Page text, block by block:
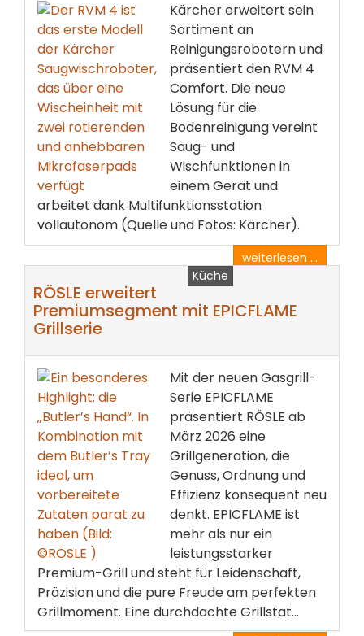
Kärcher erweitert sein
Sortiment an
Reinigungsrobotern und
präsentiert den RVM 4
Comfort. Die neue
Lösung für die
Bodenreinigung vereint
Saug- und
Wischfunktionen in
einem Gerät und
arbeitet dank Multifunktionsstation
vollautonom (Quelle und Fotos: Kärcher).
weiterlesen ...
Küche
RÖSLE erweitert
Premiumsegment mit EPICFLAME
Grillserie
Mit der neuen Gasgrill-
Serie EPICFLAME
präsentiert RÖSLE ab
März 2026 eine
Grillgeneration, die
Genuss, Ordnung und
Effizienz konsequent neu
denkt. EPICFLAME ist
mehr als nur ein
leistungsstarker
Premium-Grill und steht für Leidenschaft,
Präzision und die pure Freude am perfekten
Grillmoment. Eine durchdachte Grillstat...